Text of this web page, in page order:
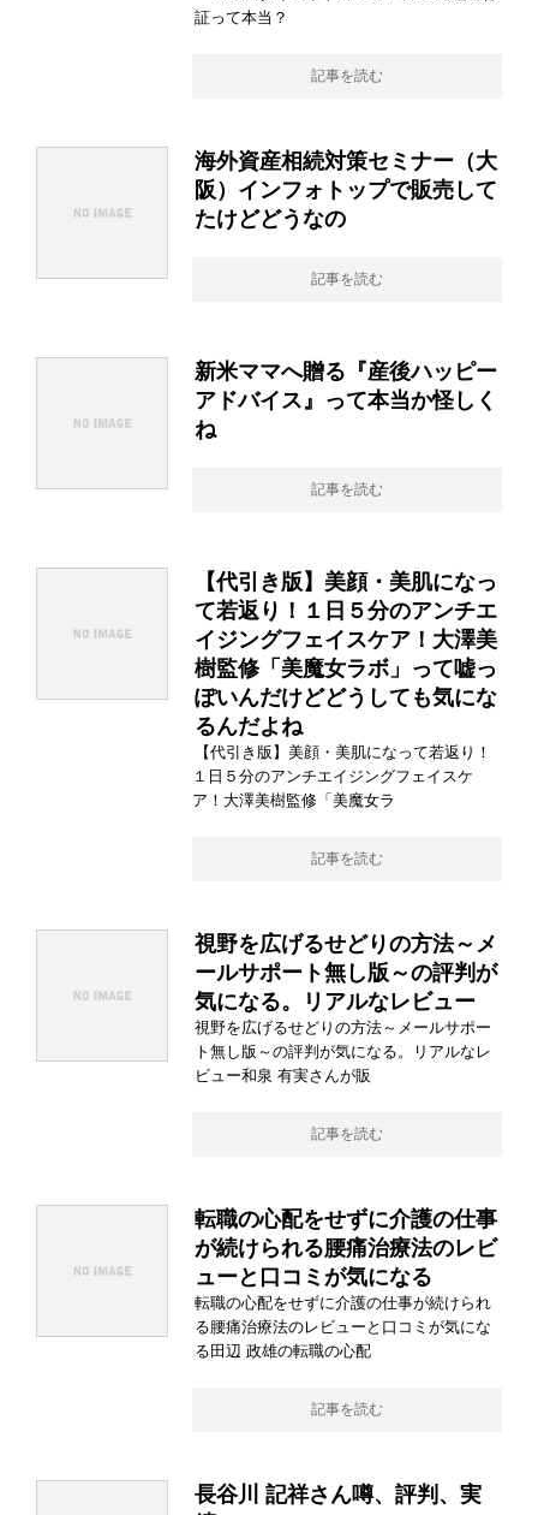
証って本当？
記事を読む
海外資産相続対策セミナー（大
阪）インフォトップで販売して
たけどどうなの
記事を読む
新米ママへ贈る『産後ハッピー
アドバイス』って本当か怪しく
ね
記事を読む
【代引き版】美顔・美肌になっ
て若返り！１日５分のアンチエ
イジングフェイスケア！大澤美
樹監修「美魔女ラボ」って嘘っ
ぽいんだけどどうしても気にな
るんだよね
【代引き版】美顔・美肌になって若返り！
１日５分のアンチエイジングフェイスケ
ア！大澤美樹監修「美魔女ラ
記事を読む
視野を広げるせどりの方法～メ
ールサポート無し版～の評判が
気になる。リアルなレビュー
視野を広げるせどりの方法～メールサポー
ト無し版～の評判が気になる。リアルなレ
ビュー和泉 有実さんが販
記事を読む
転職の心配をせずに介護の仕事
が続けられる腰痛治療法のレビ
ューと口コミが気になる
転職の心配をせずに介護の仕事が続けられ
る腰痛治療法のレビューと口コミが気にな
る田辺 政雄の転職の心配
記事を読む
長谷川 記祥さん噂、評判、実